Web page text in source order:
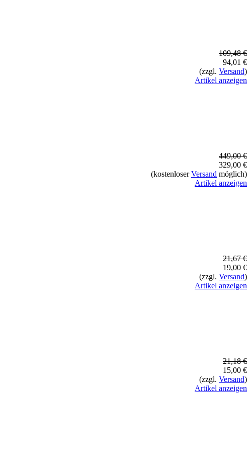
109,48 €
94,01 €
(zzgl. Versand)
Artikel anzeigen
449,00 €
329,00 €
(kostenloserVersand möglich)
Artikel anzeigen
21,67 €
19,00 €
(zzgl. Versand)
Artikel anzeigen
21,18 €
15,00 €
(zzgl. Versand)
Artikel anzeigen